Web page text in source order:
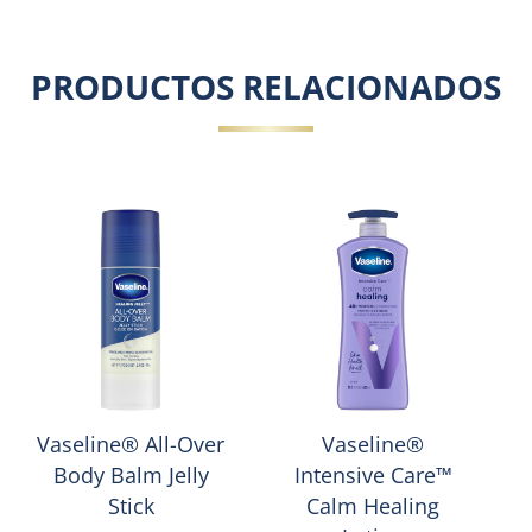
PRODUCTOS RELACIONADOS
Vaseline® All-Over
Body Balm Jelly
Stick
Vaseline®
Intensive Care™
Calm Healing